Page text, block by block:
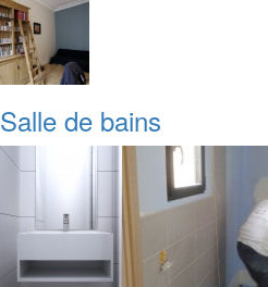
Salle de bains